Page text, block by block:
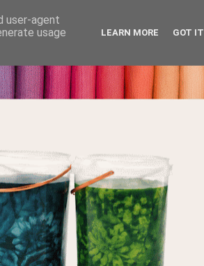
user-agent
usage
LEARN MORE GOT IT